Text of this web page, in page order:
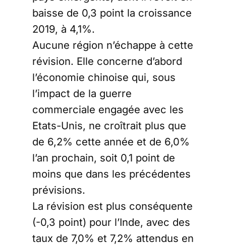
baisse de 0,3 point la croissance
2019, à 4,1%.
Aucune région n’échappe à cette
révision. Elle concerne d’abord
l’économie chinoise qui, sous
l’impact de la guerre
commerciale engagée avec les
Etats-Unis, ne croîtrait plus que
de 6,2% cette année et de 6,0%
l’an prochain, soit 0,1 point de
moins que dans les précédentes
prévisions.
La révision est plus conséquente
(-0,3 point) pour l’Inde, avec des
taux de 7,0% et 7,2% attendus en